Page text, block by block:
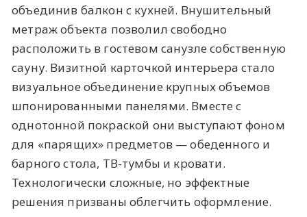
объединив балкон с кухней. Внушительный
метраж объекта позволил свободно
расположить в гостевом санузле собственную
сауну. Визитной карточкой интерьера стало
визуальное объединение крупных объемов
шпонированными панелями. Вместе с
однотонной покраской они выступают фоном
для «парящих» предметов — обеденного и
барного стола, ТВ-тумбы и кровати.
Технологически сложные, но эффектные
решения призваны облегчить оформление.